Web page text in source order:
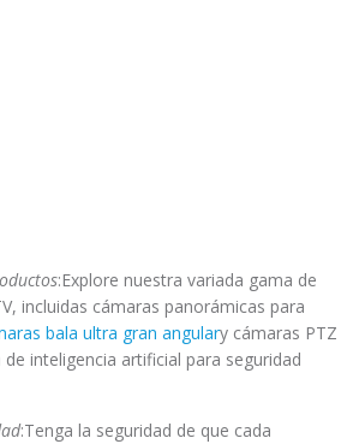
se somete a rigurosas pruebas y
para garantizar un rendimiento
:Experimente las mejores cámaras de
a precios razonables, haciendo que
seguridad avanzadas sean accesibles